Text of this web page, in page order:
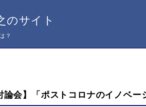
のサイト
？お知らせ
会】「ポストコロナのイノベ